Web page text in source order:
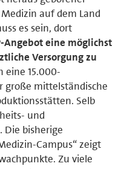
auf dem Land
es sein, dort
eine möglichst
Versorgung zu
eine 15.000-
große mittelständische
Selb
und
Die bisherige
Campus“ zeigt
Zu viele